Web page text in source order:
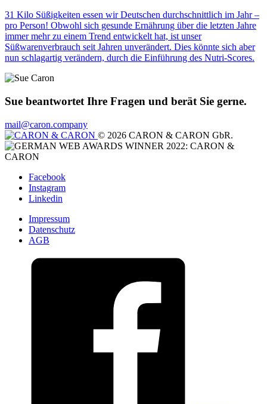
31 Kilo Süßigkeiten essen wir Deutschen durchschnittlich im Jahr –
pro Person! Obwohl sich gesunde Ernährung über die letzten Jahre
immer mehr zu einem Trend entwickelt hat, ist unser
Süßwarenverbrauch seit Jahren unverändert. Dies könnte sich aber
nun schlagartig verändern, durch die Einführung des Nutri-Scores.
Sue beantwortet Ihre Fragen und berät Sie gerne.
mail@caron.company
© 2026 CARON & CARON GbR.
Facebook
Instagram
Linkedin
Impressum
Datenschutz
AGB